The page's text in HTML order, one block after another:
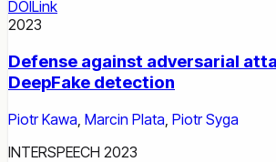
DOILink
2023
Defense against adversarial
DeepFake detection
Piotr Kawa Marcin Plata Piotr Syga
INTERSPEECH 2023